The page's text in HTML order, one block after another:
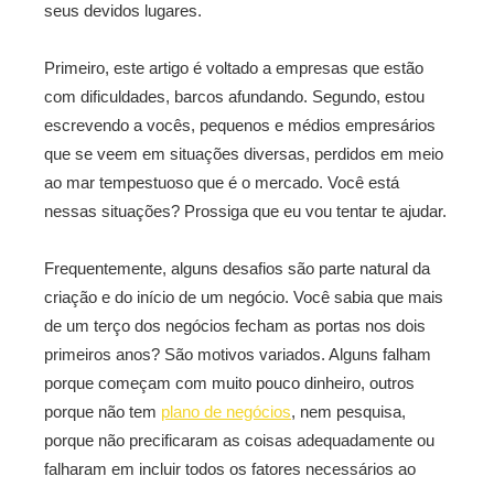
seus devidos lugares.
Primeiro, este artigo é voltado a empresas que estão
com dificuldades, barcos afundando. Segundo, estou
escrevendo a vocês, pequenos e médios empresários
que se veem em situações diversas, perdidos em meio
ao mar tempestuoso que é o mercado. Você está
nessas situações? Prossiga que eu vou tentar te ajudar.
Frequentemente, alguns desafios são parte natural da
criação e do início de um negócio. Você sabia que mais
de um terço dos negócios fecham as portas nos dois
primeiros anos? São motivos variados. Alguns falham
porque começam com muito pouco dinheiro, outros
porque não tem plano de negócios, nem pesquisa,
porque não precificaram as coisas adequadamente ou
falharam em incluir todos os fatores necessários ao